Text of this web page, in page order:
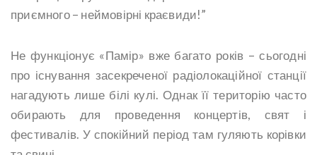
приємного – неймовірні краєвиди!”
Не функціонує «Памір» вже багато років – сьогодні
про існування засекреченої радіолокаційної станції
нагадують лише білі кулі. Однак її територію часто
обирають для проведення концертів, свят і
фестивалів. У спокійний період там гуляють корівки